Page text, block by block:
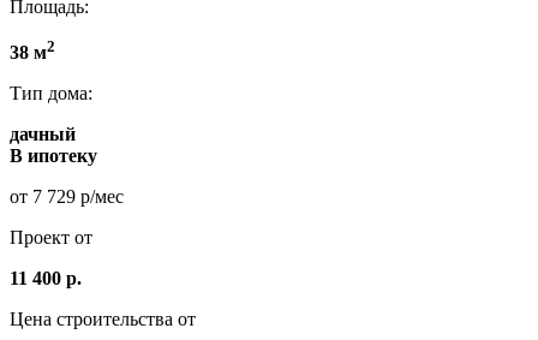
Площадь:
38 м2
Тип дома:
дачный
В ипотеку
от 7 729 р/мес
Проект от
11 400 р.
Цена строительства от